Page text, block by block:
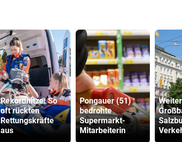
Rekordhitze: So
oft rückten
Rettungskräfte
aus
Pongauer (51)
bedrohte
Supermarkt-
Mitarbeiterin